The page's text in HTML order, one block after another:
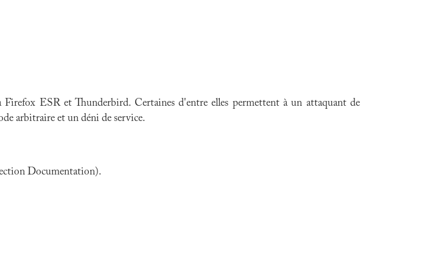
ESR et Thunderbird. Certaines d'entre elles permettent à un attaquant de
arbitraire et un déni de service.
Documentation).